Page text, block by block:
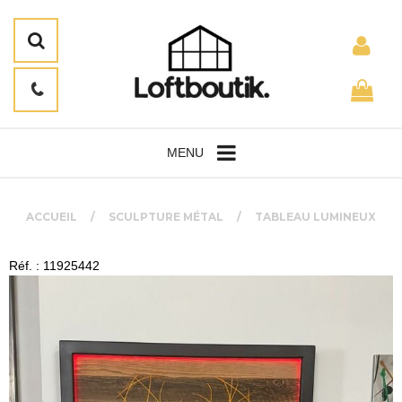
MENU
ACCUEIL SCULPTURE MÉTAL TABLEAU LUMINEUX
Réf. : 11925442